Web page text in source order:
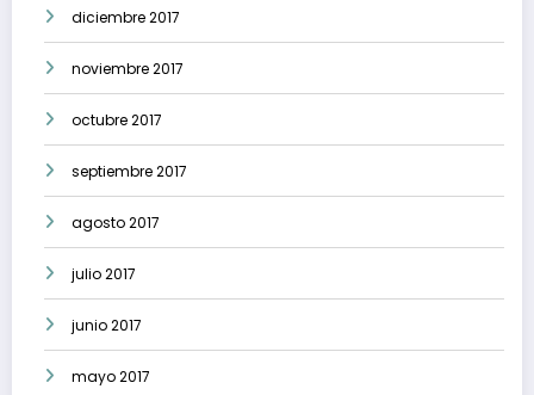
diciembre 2017
noviembre 2017
octubre 2017
septiembre 2017
agosto 2017
julio 2017
junio 2017
mayo 2017